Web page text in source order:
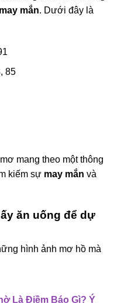
mắn. Dưới đây là
85
mang theo một thông
kiếm sự may mắn và
ăn uống để dự
hình ảnh mơ hồ mà
Là Điềm Báo Gì? Ý